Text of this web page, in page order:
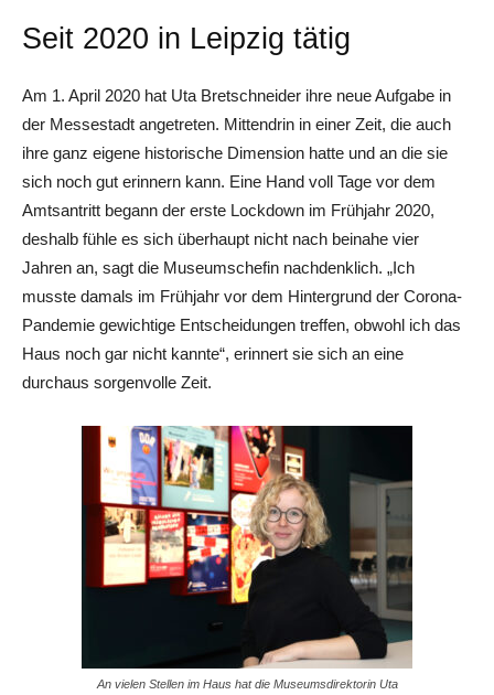
Seit 2020 in Leipzig tätig
Am 1. April 2020 hat Uta Bretschneider ihre neue Aufgabe in
der Messestadt angetreten. Mittendrin in einer Zeit, die auch
ihre ganz eigene historische Dimension hatte und an die sie
sich noch gut erinnern kann. Eine Hand voll Tage vor dem
Amtsantritt begann der erste Lockdown im Frühjahr 2020,
deshalb fühle es sich überhaupt nicht nach beinahe vier
Jahren an, sagt die Museumschefin nachdenklich. „Ich
musste damals im Frühjahr vor dem Hintergrund der Corona-
Pandemie gewichtige Entscheidungen treffen, obwohl ich das
Haus noch gar nicht kannte“, erinnert sie sich an eine
durchaus sorgenvolle Zeit.
An vielen Stellen im Haus hat die Museumsdirektorin Uta